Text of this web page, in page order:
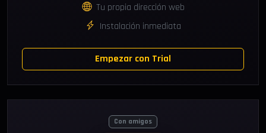
Tu propia dirección web
Instalación inmediata
Empezar con Trial
Con amigos